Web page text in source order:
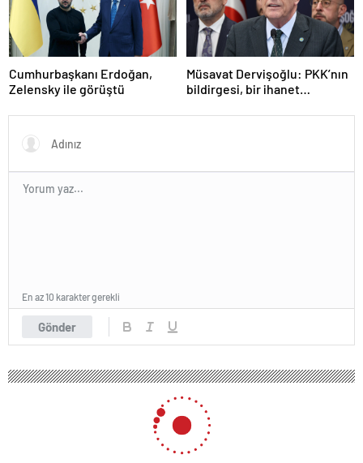
Cumhurbaşkanı Erdoğan,
Zelensky ile görüştü
Müsavat Dervişoğlu: PKK’nın
bildirgesi, bir ihanet
Gönder
En az 10 karakter gerekli